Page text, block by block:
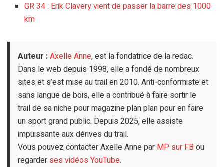
GR 34 : Erik Clavery vient de passer la barre des 1000
km
Auteur :Axelle Anne, est la fondatrice de la redac.
Dans le web depuis 1998, elle a fondé de nombreux
sites et s’est mise au trail en 2010. Anti-conformiste et
sans langue de bois, elle a contribué à faire sortir le
trail de sa niche pour magazine plan plan pour en faire
un sport grand public. Depuis 2025, elle assiste
impuissante aux dérives du trail.
Vous pouvez contacter Axelle Anne par MP sur FB ou
regarder ses vidéos YouTube.